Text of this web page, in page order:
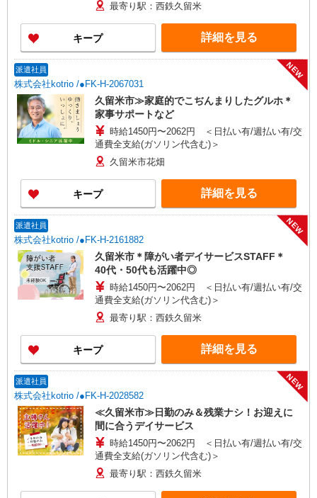
最寄り駅：西鉄久留米
キープ 詳細を見る
派遣社員
株式会社kotrio /●FK-H-2067031
NEW
久留米市≫家庭的でこぢんまりしたグルホ＊
家事サポートなど
時給1450円〜2062円 ＜日払い有/週払い有/交
通費全支給(ガソリン代含む)＞
久留米市花畑
キープ 詳細を見る
派遣社員
株式会社kotrio /●FK-H-2161882
NEW
久留米市＊障がい者デイサービスSTAFF＊
40代・50代も活躍中◎
時給1450円〜2062円 ＜日払い有/週払い有/交
通費全支給(ガソリン代含む)＞
最寄り駅：西鉄久留米
キープ 詳細を見る
派遣社員
株式会社kotrio /●FK-H-2028582
NEW
≪久留米市≫日勤のみ＆残業ナシ！お迎えに
間に合うデイサービス
時給1450円〜2062円 ＜日払い有/週払い有/交
通費全支給(ガソリン代含む)＞
最寄り駅：西鉄久留米